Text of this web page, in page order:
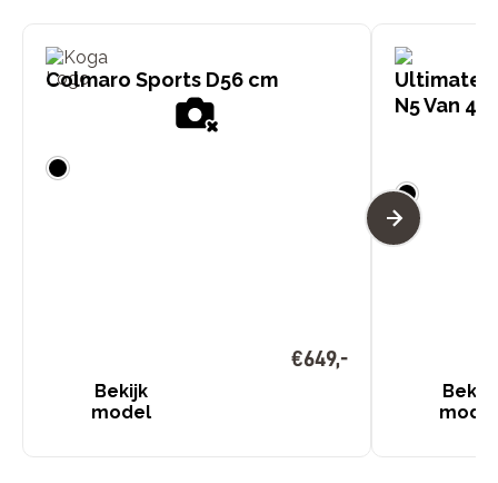
Colmaro Sports D56 cm
€649,-
Bekijk
model
Ultimate
N5 Van
Bekijk